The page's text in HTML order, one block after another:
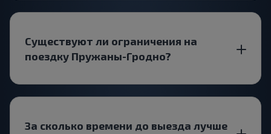
Существуют ли ограничения на
поездку Пружаны-Гродно?
За сколько времени до выезда лучше